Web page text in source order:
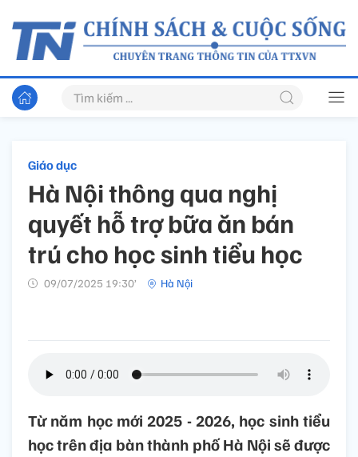
Giáo dục
Hà Nội thông qua nghị
quyết hỗ trợ bữa ăn bán
trú cho học sinh tiểu học
09/07/2025 19:30’ Hà Nội
Từ năm học mới 2025 - 2026, học sinh tiểu
học trên địa bàn thành phố Hà Nội sẽ được